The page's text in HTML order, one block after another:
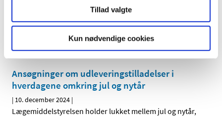
Tillad valgte
Kun nødvendige cookies
den 20. december 2024
|11. december 2024|
Lægemiddelstyrelsen har lukket mellem jul og nytår, til og
med den 1. januar 2025. Ansøgninger om…
Ansøgninger om udleveringstilladelser i
hverdagene omkring jul og nytår
| 10. december 2024 |
Lægemiddelstyrelsen holder lukket mellem jul og nytår,